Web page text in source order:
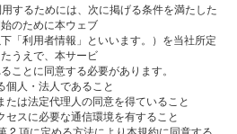
するためには、次に掲げる条件を満たした
のために本ウェブ
「利⽤者情報」といいます。）を当社所定
うえで、本サービ
ことに同意する必要があります。
個⼈・法⼈であること
たは法定代理⼈の同意を得ていること
セスに必要な通信環境を有すること